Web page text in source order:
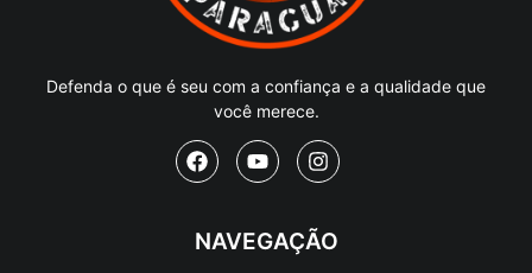
Defenda o que é seu com a confiança e a qualidade que
você merece.
NAVEGAÇÃO